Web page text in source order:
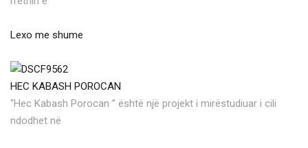
Lexo me shume
HEC KABASH POROCAN
“Hec Kabash Porocan ” është një projekt i mirëstudiuar i cili
ndodhet në